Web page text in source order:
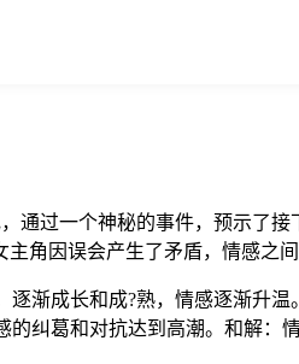
通过一个神秘的事件，预示了
角因误会产生了矛盾，情感之
渐成长和成?熟，情感逐渐升
纠葛和对抗达到高潮。和解：